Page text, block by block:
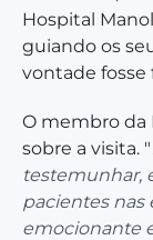
Hospital
guiando os
vontade fosse
O membro da
sobre a visita. "
testemunhar,
pacientes nas
emocionante